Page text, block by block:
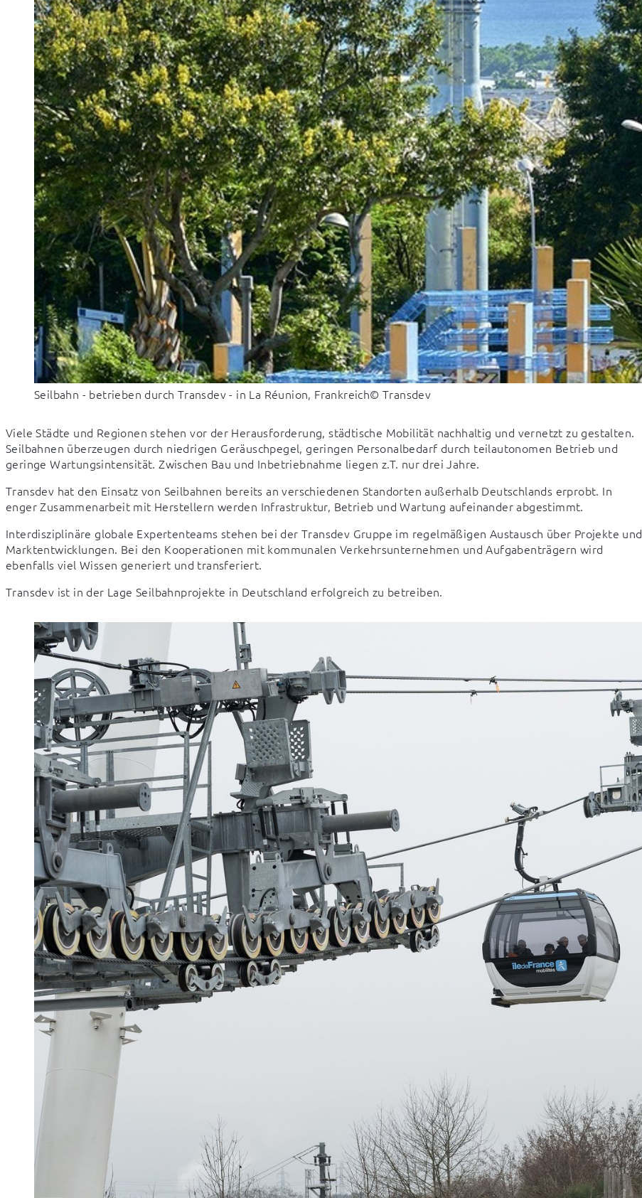
Seilbahn - betrieben durch Transdev - in La Réunion, Frankreich© Transdev
Viele Städte und Regionen stehen vor der Herausforderung, städtische Mobilität nachhaltig und vernetzt zu gestalten.
Seilbahnen überzeugen durch niedrigen Geräuschpegel, geringen Personalbedarf durch teilautonomen Betrieb und
geringe Wartungsintensität. Zwischen Bau und Inbetriebnahme liegen z.T. nur drei Jahre.
Transdev hat den Einsatz von Seilbahnen bereits an verschiedenen Standorten außerhalb Deutschlands erprobt. In
enger Zusammenarbeit mit Herstellern werden Infrastruktur, Betrieb und Wartung aufeinander abgestimmt.
Interdisziplinäre globale Expertenteams stehen bei der Transdev Gruppe im regelmäßigen Austausch über Projekte und
Marktentwicklungen. Bei den Kooperationen mit kommunalen Verkehrsunternehmen und Aufgabenträgern wird
ebenfalls viel Wissen generiert und transferiert.
Transdev ist in der Lage Seilbahnprojekte in Deutschland erfolgreich zu betreiben.